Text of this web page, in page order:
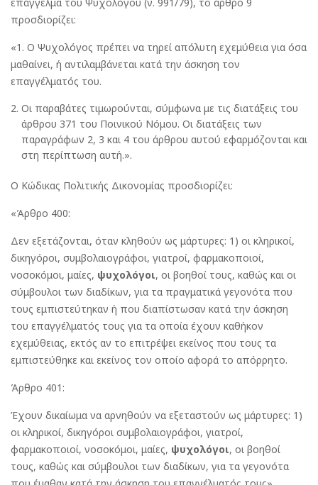
προσδιορίζει:
«1. Ο Ψυχολόγος πρέπει να τηρεί απόλυτη εχεμύθεια για όσα
μαθαίνει, ή αντιλαμβάνεται κατά την άσκηση τον
επαγγέλματός του.
Οι παραβάτες τιμωρούνται, σύμφωνα με τις διατάξεις του
άρθρου 371 του Ποινικού Νόμου. Οι διατάξεις των
παραγράφων 2, 3 και 4 του άρθρου αυτού εφαρμόζονται και
στη περίπτωση αυτή.».
Ο Κώδικας Πολιτικής Δικονομίας προσδιορίζει:
«Άρθρο 400:
Δεν εξετάζονται, όταν κληθούν ως μάρτυρες: 1) οι κληρικοί,
δικηγόροι, συμβολαιογράφοι, γιατροί, φαρμακοποιοί,
νοσοκόμοι, μαίες, ψυχολόγοι, οι βοηθοί τους, καθώς και οι
σύμβουλοι των διαδίκων, για τα πραγματικά γεγονότα που
τους εμπιστεύτηκαν ή που διαπίστωσαν κατά την άσκηση
του επαγγέλματός τους για τα οποία έχουν καθήκον
εχεμύθειας, εκτός αν το επιτρέψει εκείνος που τους τα
εμπιστεύθηκε και εκείνος τον οποίο αφορά το απόρρητο.
Άρθρο 401:
Έχουν δικαίωμα να αρνηθούν να εξεταστούν ως μάρτυρες: 1)
οι κληρικοί, δικηγόροι συμβολαιογράφοι, γιατροί,
φαρμακοποιοί, νοσοκόμοι, μαίες, ψυχολόγοι, οι βοηθοί
τους, καθώς και σύμβουλοι των διαδίκων, για τα γεγονότα